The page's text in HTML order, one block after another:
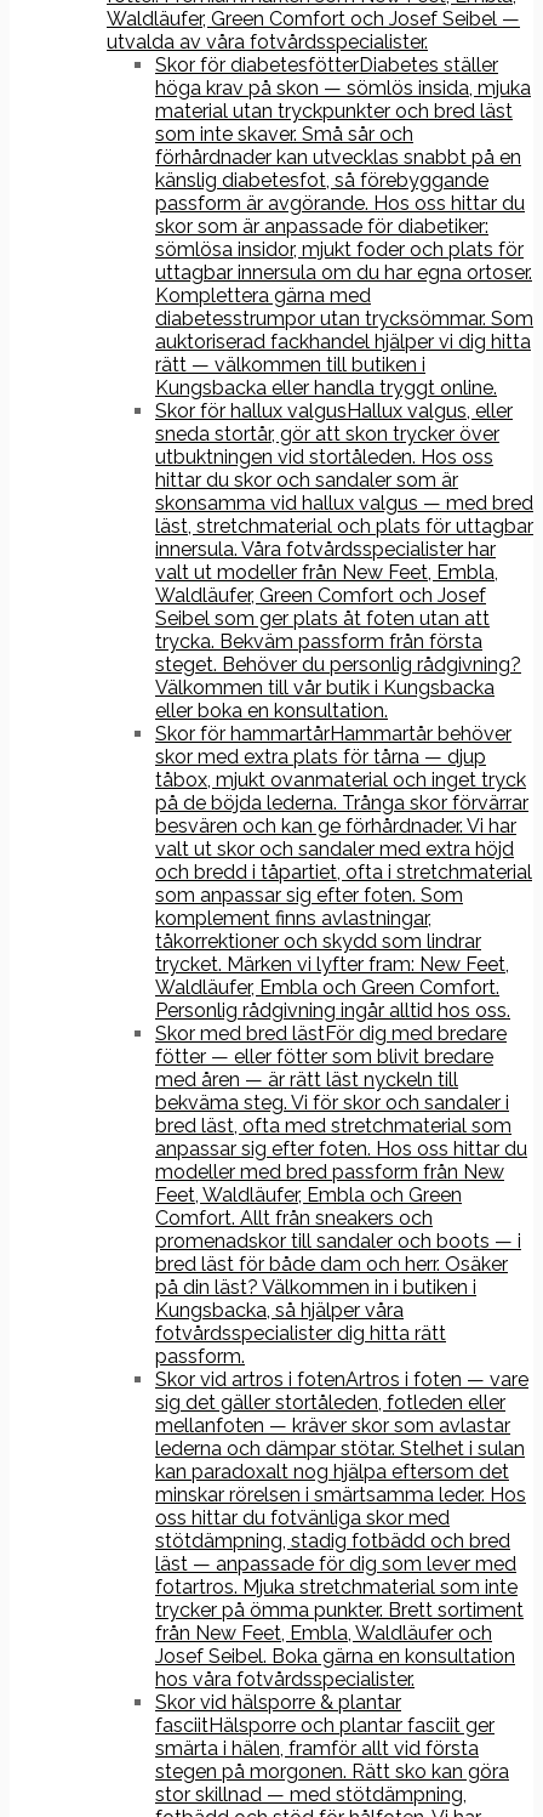
Waldläufer, Green Comfort och Josef Seibel —
utvalda av våra fotvårdsspecialister.
Skor för diabetesfötterDiabetes ställer
höga krav på skon — sömlös insida, mjuka
material utan tryckpunkter och bred läst
som inte skaver. Små sår och
förhårdnader kan utvecklas snabbt på en
känslig diabetesfot, så förebyggande
passform är avgörande. Hos oss hittar du
skor som är anpassade för diabetiker:
sömlösa insidor, mjukt foder och plats för
uttagbar innersula om du har egna ortoser.
Komplettera gärna med
diabetesstrumpor utan trycksömmar. Som
auktoriserad fackhandel hjälper vi dig hitta
rätt — välkommen till butiken i
Kungsbacka eller handla tryggt online.
Skor för hallux valgusHallux valgus, eller
sneda stortår, gör att skon trycker över
utbuktningen vid stortåleden. Hos oss
hittar du skor och sandaler som är
skonsamma vid hallux valgus — med bred
läst, stretchmaterial och plats för uttagbar
innersula. Våra fotvårdsspecialister har
valt ut modeller från New Feet, Embla,
Waldläufer, Green Comfort och Josef
Seibel som ger plats åt foten utan att
trycka. Bekväm passform från första
steget. Behöver du personlig rådgivning?
Välkommen till vår butik i Kungsbacka
eller boka en konsultation.
Skor för hammartårHammartår behöver
skor med extra plats för tårna — djup
tåbox, mjukt ovanmaterial och inget tryck
på de böjda lederna. Trånga skor förvärrar
besvären och kan ge förhårdnader. Vi har
valt ut skor och sandaler med extra höjd
och bredd i tåpartiet, ofta i stretchmaterial
som anpassar sig efter foten. Som
komplement finns avlastningar,
tåkorrektioner och skydd som lindrar
trycket. Märken vi lyfter fram: New Feet,
Waldläufer, Embla och Green Comfort.
Personlig rådgivning ingår alltid hos oss.
Skor med bred lästFör dig med bredare
fötter — eller fötter som blivit bredare
med åren — är rätt läst nyckeln till
bekväma steg. Vi för skor och sandaler i
bred läst, ofta med stretchmaterial som
anpassar sig efter foten. Hos oss hittar du
modeller med bred passform från New
Feet, Waldläufer, Embla och Green
Comfort. Allt från sneakers och
promenadskor till sandaler och boots — i
bred läst för både dam och herr. Osäker
på din läst? Välkommen in i butiken i
Kungsbacka, så hjälper våra
fotvårdsspecialister dig hitta rätt
passform.
Skor vid artros i fotenArtros i foten — vare
sig det gäller stortåleden, fotleden eller
mellanfoten — kräver skor som avlastar
lederna och dämpar stötar. Stelhet i sulan
kan paradoxalt nog hjälpa eftersom det
minskar rörelsen i smärtsamma leder. Hos
oss hittar du fotvänliga skor med
stötdämpning, stadig fotbädd och bred
läst — anpassade för dig som lever med
fotartros. Mjuka stretchmaterial som inte
trycker på ömma punkter. Brett sortiment
från New Feet, Embla, Waldläufer och
Josef Seibel. Boka gärna en konsultation
hos våra fotvårdsspecialister.
Skor vid hälsporre & plantar
fasciitHälsporre och plantar fasciit ger
smärta i hälen, framför allt vid första
stegen på morgonen. Rätt sko kan göra
stor skillnad — med stötdämpning,